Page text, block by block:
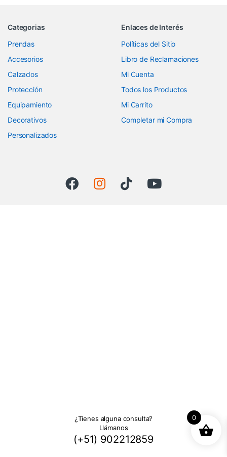
Categorias
Prendas
Accesorios
Calzados
Protección
Equipamiento
Decorativos
Personalizados
Enlaces de Interés
Políticas del Sitio
Libro de Reclamaciones
Mi Cuenta
Todos los Productos
Mi Carrito
Completar mi Compra
¿Tienes alguna consulta?
Llámanos
(+51) 902212859
0